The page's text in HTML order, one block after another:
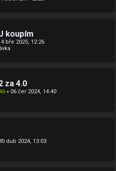
koupím
bře 2025, 12:26
za 4.0
« 06 čer 2024, 14:40
dub 2024, 13:03